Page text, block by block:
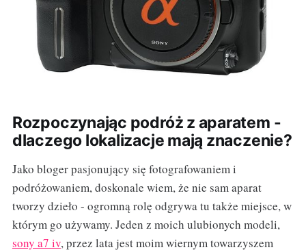
Rozpoczynając podróż z aparatem -
dlaczego lokalizacje mają znaczenie?
Jako bloger pasjonujący się fotografowaniem i
podróżowaniem, doskonale wiem, że nie sam aparat
tworzy dzieło - ogromną rolę odgrywa tu także miejsce, w
którym go używamy. Jeden z moich ulubionych modeli,
sony a7 iv, przez lata jest moim wiernym towarzyszem